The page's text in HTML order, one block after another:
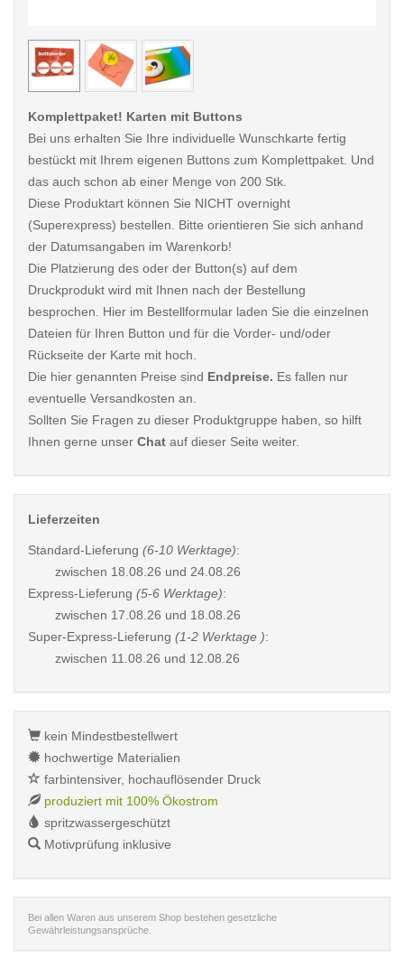
< /picture>
Komplettpaket! Karten mit Buttons
Bei uns erhalten Sie Ihre individuelle Wunschkarte fertig
bestückt mit Ihrem eigenen Buttons zum Komplettpaket. Und
das auch schon ab einer Menge von 200 Stk.
Diese Produktart können Sie NICHT overnight
(Superexpress) bestellen. Bitte orientieren Sie sich anhand
der Datumsangaben im Warenkorb!
Die Platzierung des oder der Button(s) auf dem
Druckprodukt wird mit Ihnen nach der Bestellung
besprochen. Hier im Bestellformular laden Sie die einzelnen
Dateien für Ihren Button und für die Vorder- und/oder
Rückseite der Karte mit hoch.
Die hier genannten Preise sind Endpreise. Es fallen nur
eventuelle Versandkosten an.
Sollten Sie Fragen zu dieser Produktgruppe haben, so hilft
Ihnen gerne unser Chat auf dieser Seite weiter.
Lieferzeiten
Standard-Lieferung (6-10 Werktage):
zwischen 18.08.26 und 24.08.26
Express-Lieferung (5-6 Werktage):
zwischen 17.08.26 und 18.08.26
Super-Express-Lieferung (1-2 Werktage ):
zwischen 11.08.26 und 12.08.26
kein Mindestbestellwert
hochwertige Materialien
farbintensiver, hochauflösender Druck
produziert mit 100% Ökostrom
spritzwassergeschützt
Motivprüfung inklusive
Bei allen Waren aus unserem Shop bestehen gesetzliche
Gewährleistungsansprüche.